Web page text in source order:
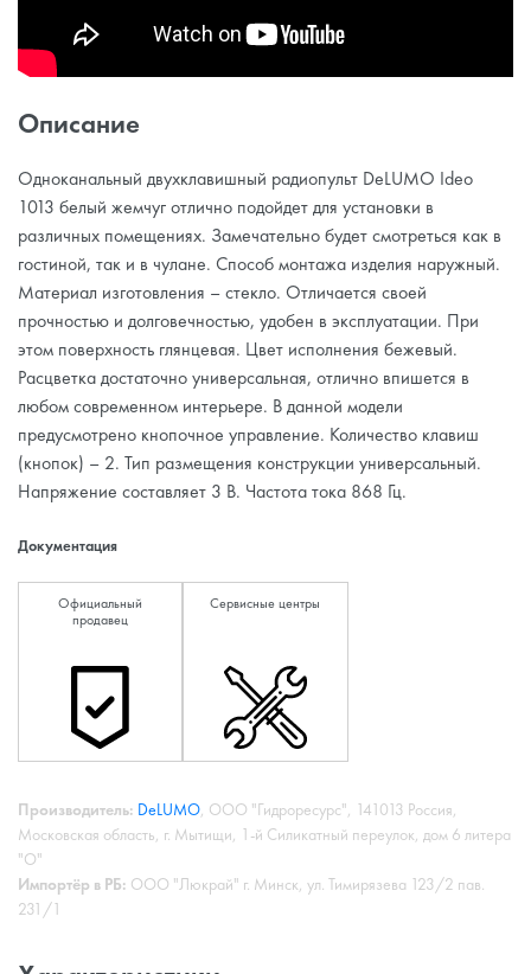
Описание
Одноканальный двухклавишный радиопульт DeLUMO Ideo
1013 белый жемчуг отлично подойдет для установки в
различных помещениях. Замечательно будет смотреться как в
гостиной, так и в чулане. Способ монтажа изделия наружный.
Материал изготовления – стекло. Отличается своей
прочностью и долговечностью, удобен в эксплуатации. При
этом поверхность глянцевая. Цвет исполнения бежевый.
Расцветка достаточно универсальная, отлично впишется в
любом современном интерьере. В данной модели
предусмотрено кнопочное управление. Количество клавиш
(кнопок) – 2. Тип размещения конструкции универсальный.
Напряжение составляет 3 В. Частота тока 868 Гц.
Документация
Официальный
продавец
Сервисные центры
Производитель: DeLUMO, ООО "Гидроресурс", 141013 Россия,
Московская область, г. Мытищи, 1-й Силикатный переулок, дом 6 литера
"О"
Импортёр в РБ: ООО "Люкрай" г. Минск, ул. Тимирязева 123/2 пав.
231/1